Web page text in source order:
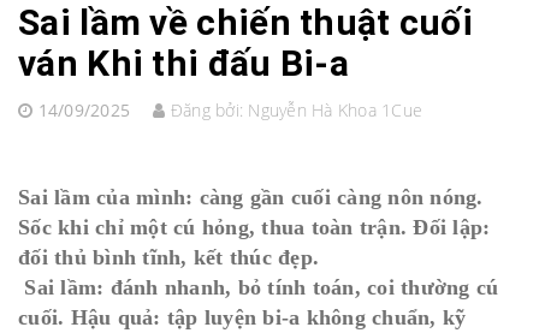
Sai lầm về chiến thuật cuối
ván Khi thi đấu Bi-a
14/09/2025 Đăng bởi: Nguyễn Hà Khoa 1Cue
Sai lầm của mình: càng gần cuối càng nôn nóng.
Sốc khi chỉ một cú hỏng, thua toàn trận. Đối lập:
đối thủ bình tĩnh, kết thúc đẹp.
Sai lầm: đánh nhanh, bỏ tính toán, coi thường cú
cuối. Hậu quả: tập luyện bi-a không chuẩn, kỹ